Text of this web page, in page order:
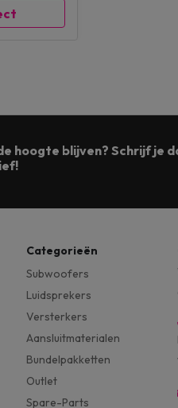
hoogte blijven? Schrijf je
Categorieën
Subwoofers
Luidsprekers
Versterkers
Aansluitmaterialen
Bundelpakketten
Outlet
Spare-Parts